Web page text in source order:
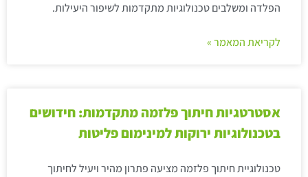
הפלדה ומשלבים טכנולוגיות מתקדמות לשיפור היעילות.
לקריאת המאמר »
אסטרטגיות חיתוך פלזמה מתקדמות: חידושים
בטכנולוגיות ירוקות למינימום פליטות
טכנולוגיית חיתוך פלזמה מציעה פתרון מהיר ויעיל לחיתוך